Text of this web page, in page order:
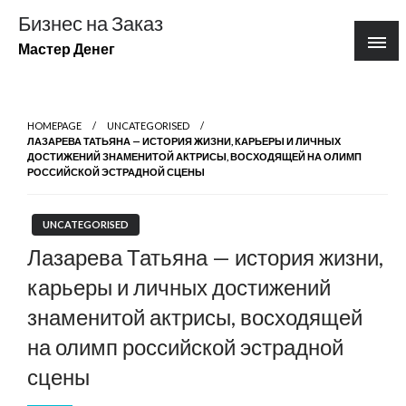
содержимому
Бизнес на Заказ
Мастер Денег
HOMEPAGE
UNCATEGORISED
ЛАЗАРЕВА ТАТЬЯНА — ИСТОРИЯ ЖИЗНИ, КАРЬЕРЫ И ЛИЧНЫХ
ДОСТИЖЕНИЙ ЗНАМЕНИТОЙ АКТРИСЫ, ВОСХОДЯЩЕЙ НА ОЛИМП
РОССИЙСКОЙ ЭСТРАДНОЙ СЦЕНЫ
UNCATEGORISED
Лазарева Татьяна — история жизни,
карьеры и личных достижений
знаменитой актрисы, восходящей
на олимп российской эстрадной
сцены